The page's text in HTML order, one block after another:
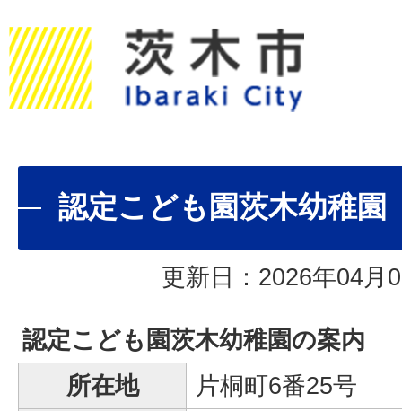
認定こども園茨木幼稚園
更新日：2026年04月
認定こども園茨木幼稚園の案内
所在地
片桐町6番25号